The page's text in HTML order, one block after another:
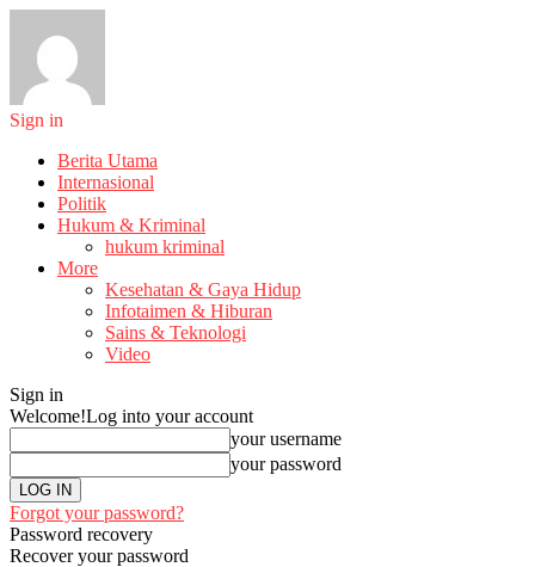
Sign in
Berita Utama
Internasional
Politik
Hukum & Kriminal
hukum kriminal
More
Kesehatan & Gaya Hidup
Infotaimen & Hiburan
Sains & Teknologi
Video
Sign in
Welcome!Log into your account
your username
your password
Forgot your password?
Password recovery
Recover your password